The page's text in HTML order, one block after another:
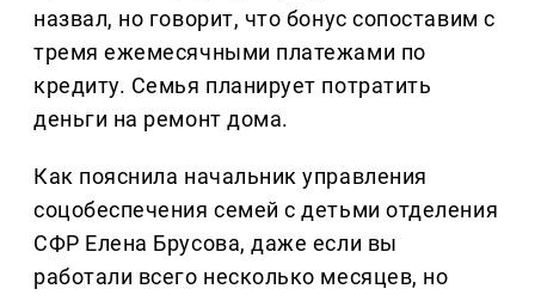
назвал, но говорит, что бонус сопоставим с
тремя ежемесячными платежами по
кредиту. Семья планирует потратить
деньги на ремонт дома.
Как пояснила начальник управления
соцобеспечения семей с детьми отделения
СФР Елена Брусова, даже если вы
работали всего несколько месяцев, но